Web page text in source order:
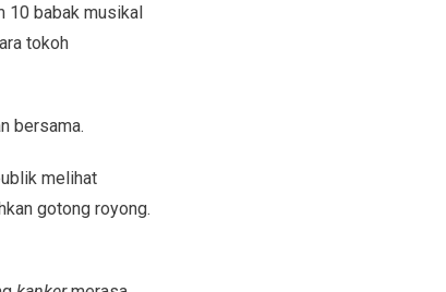
10 babak musikal
tokoh
bersama.
melihat
gotong royong.